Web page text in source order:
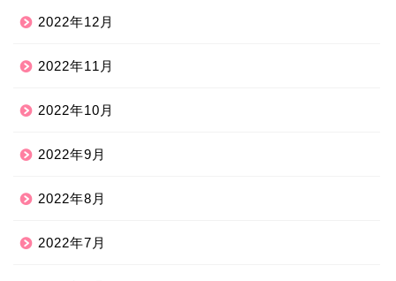
2022年12月
2022年11月
2022年10月
2022年9月
2022年8月
2022年7月